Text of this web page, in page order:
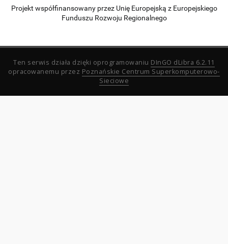
Projekt współfinansowany przez Unię Europejską z Europejskiego
Funduszu Rozwoju Regionalnego
Ten serwis działa dzięki oprogramowaniu DInGO dLibra 6.2.11
opracowanemu przez Poznańskie Centrum Superkomputerowo-
Sieciowe